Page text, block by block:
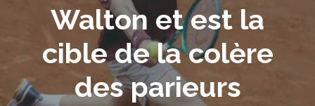
Walton et est la
cible de la colère
des parieurs